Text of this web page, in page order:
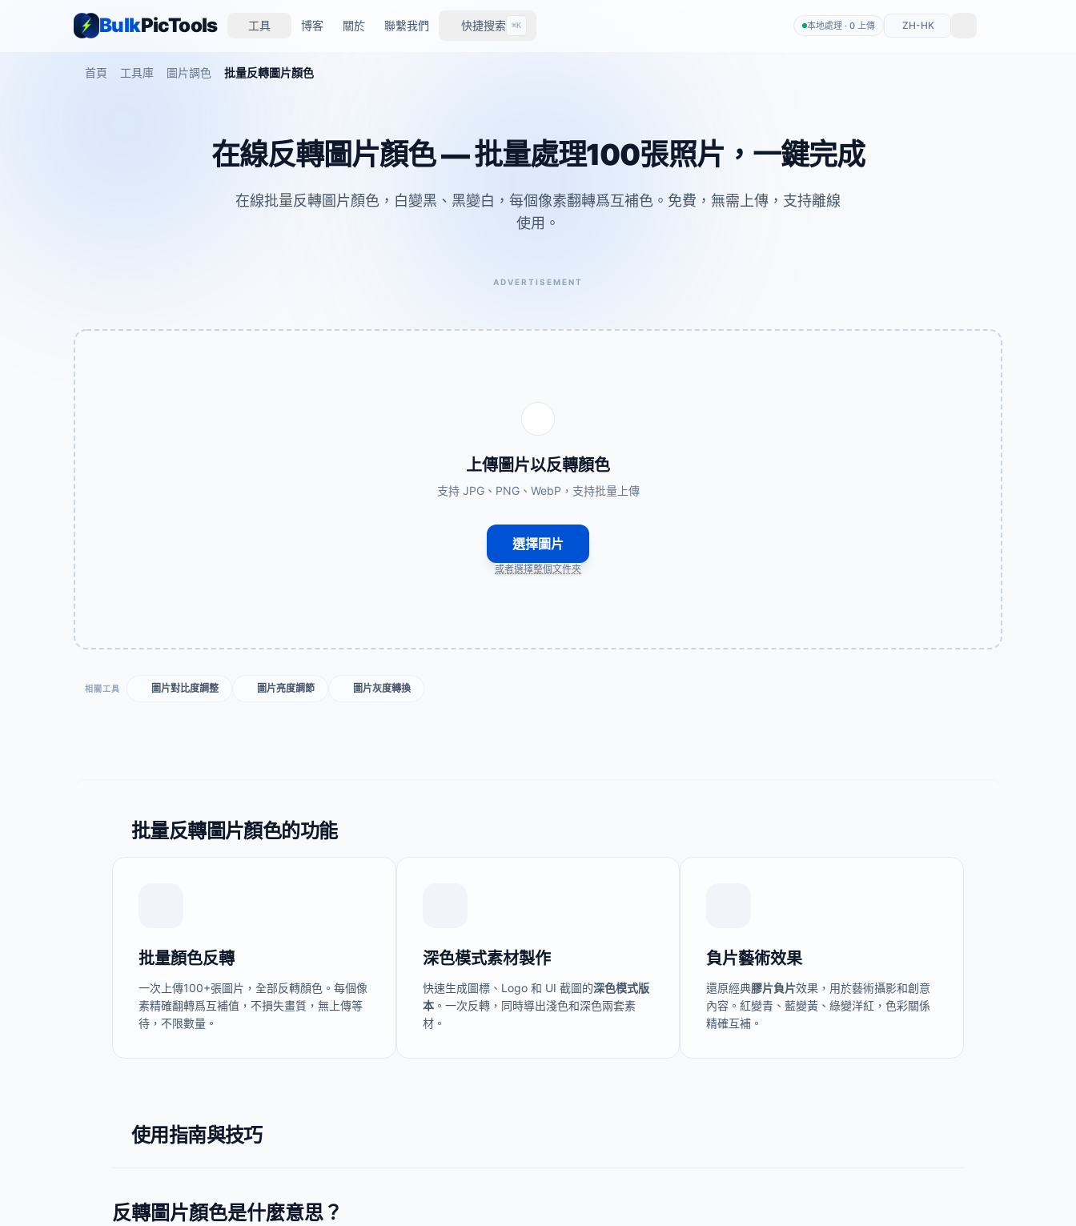
BulkPicTools 工具 博客 關於 聯繫我們 快捷搜索 ⌘K 本地處理 · 0 上傳 ZH-HK
首頁 工具庫 圖片調色 批量反轉圖片顏色
在線反轉圖片顏色 — 批量處理100張照片，一鍵完成
在線批量反轉圖片顏色，白變黑、黑變白，每個像素翻轉爲互補色。免費，無需上傳，支持離線
使用。
ADVERTISEMENT
上傳圖片以反轉顏色
支持 JPG、PNG、WebP，支持批量上傳
選擇圖片
或者選擇整個文件夾
相關工具 圖片對比度調整 圖片亮度調節 圖片灰度轉換
批量反轉圖片顏色的功能
批量顏色反轉
一次上傳100+張圖片，全部反轉顏色。每個像
素精確翻轉爲互補值，不損失畫質，無上傳等
待，不限數量。
深色模式素材製作
快速生成圖標、Logo 和 UI 截圖的深色模式版
本。一次反轉，同時導出淺色和深色兩套素
材。
負片藝術效果
還原經典膠片負片效果，用於藝術攝影和創意
內容。紅變青、藍變黃、綠變洋紅，色彩關係
精確互補。
使用指南與技巧
反轉圖片顏色是什麼意思？